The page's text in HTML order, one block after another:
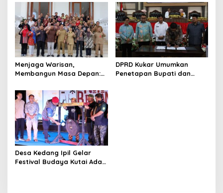
Menjaga Warisan,
Membangun Masa Depan:
Damansyah Pimpin Studi
Dana Abadi Daerah ke
Bojonegoro
DPRD Kukar Umumkan
Penetapan Bupati dan
Desa Kedang Ipil Gelar
Festival Budaya Kutai Adat